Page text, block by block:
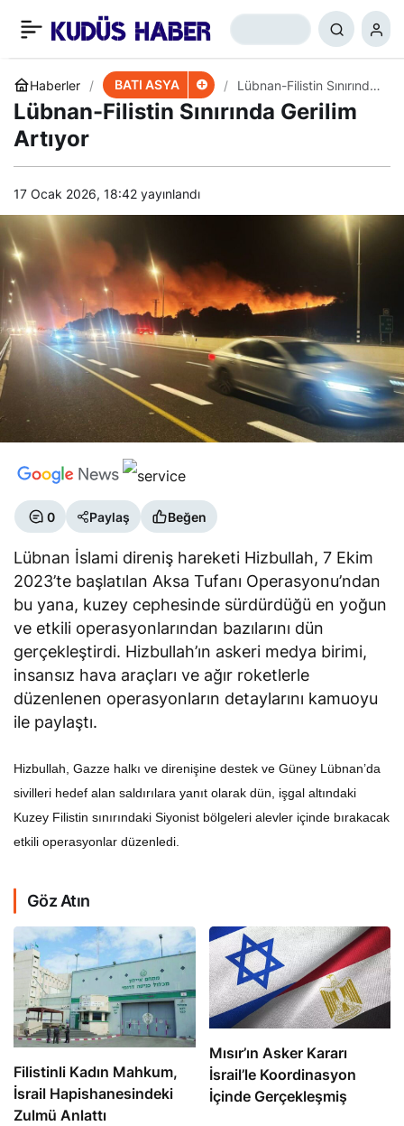
Haberler BATI ASYA
Lübnan-Filistin Sınırında
Gerilim Artıyor
Lübnan-Filistin Sınırında Gerilim
Artıyor
17 Ocak 2026, 18:42 yayınlandı
0 Paylaş Beğen
Lübnan İslami direniş hareketi Hizbullah, 7 Ekim
2023’te başlatılan Aksa Tufanı Operasyonu’ndan
bu yana, kuzey cephesinde sürdürdüğü en yoğun
ve etkili operasyonlarından bazılarını dün
gerçekleştirdi. Hizbullah’ın askeri medya birimi,
insansız hava araçları ve ağır roketlerle
düzenlenen operasyonların detaylarını kamuoyu
ile paylaştı.
Hizbullah, Gazze halkı ve direnişine destek ve Güney Lübnan’da
sivilleri hedef alan saldırılara yanıt olarak dün, işgal altındaki
Kuzey Filistin sınırındaki Siyonist bölgeleri alevler içinde bırakacak
etkili operasyonlar düzenledi.
Göz Atın
Filistinli Kadın Mahkum,
İsrail Hapishanesindeki
Zulmü Anlattı
Mısır’ın Asker Kararı
İsrail’le Koordinasyon
İçinde Gerçekleşmiş
Hamas ve FKHC:
İşgalciye Taviz Yok
+ 0 Paylaş